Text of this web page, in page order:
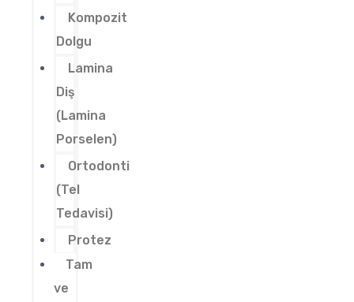
Kompozit
Dolgu
Lamina
Diş
(Lamina
Porselen)
Ortodonti
(Tel
Tedavisi)
Protez
Tam
ve